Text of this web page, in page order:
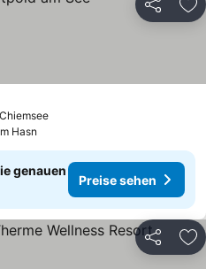
Teilen
Hasn
genauen
Preise sehen
Teilen